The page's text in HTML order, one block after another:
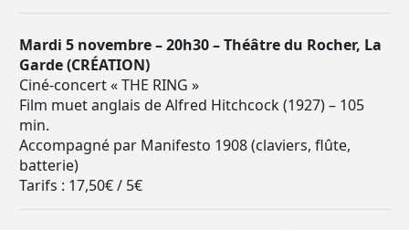
Mardi 5 novembre – 20h30 – Théâtre du Rocher, La
Garde (CRÉATION)
Ciné-concert « THE RING »
Film muet anglais de Alfred Hitchcock (1927) – 105
min.
Accompagné par Manifesto 1908 (claviers, flûte,
batterie)
Tarifs : 17,50€ / 5€